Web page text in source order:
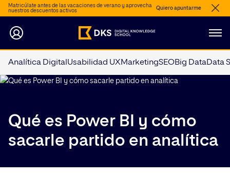
Matricúlate antes de las vacaciones de verano y aprovecha
nuestros descuentos activos
Quiero apuntarme
Analítica Digital Usabilidad UXMarketingSEOBig DataData
Qué es Power BI y cómo
sacarle partido en analítica